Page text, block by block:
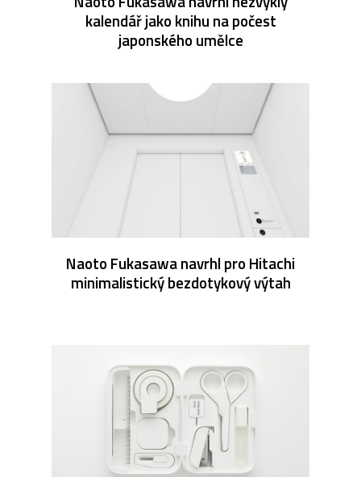
kalendář jako knihu na počest
japonského umělce
Naoto Fukasawa navrhl pro Hitachi
minimalistický bezdotykový výtah